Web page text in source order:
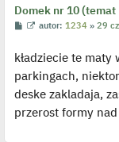
Domek nr 10 (temat
P
t
W
w
e
l
o
autor:1234 »29
kładziecie te maty
parkingach,
deske zakladaja,
przerost formy